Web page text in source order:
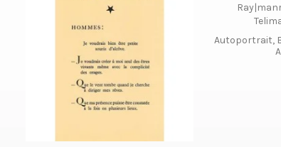
Autoportrait,